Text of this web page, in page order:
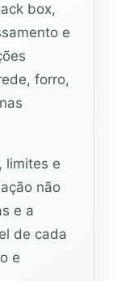
box,
e
forro,
limites e
não
e a
de cada
e